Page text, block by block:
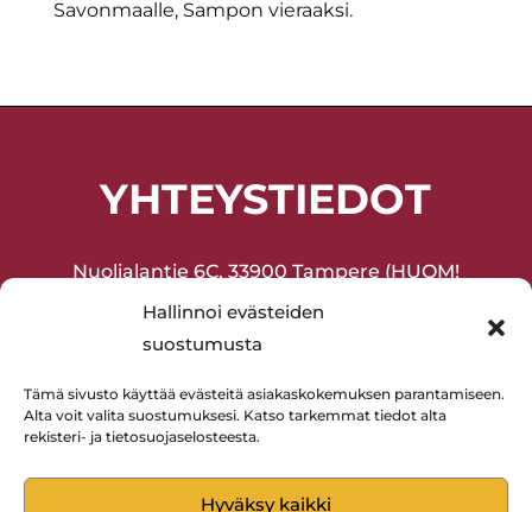
Hallinnoi evästeiden
suostumusta
Tämä sivusto käyttää evästeitä asiakaskokemuksen parantamiseen.
Alta voit valita suostumuksesi. Katso tarkemmat tiedot alta
rekisteri- ja tietosuojaselosteesta.
Hyväksy kaikki
Savonmaalle, Sampon vieraaksi.
YHTEYSTIEDOT
Nuolialantie 6C, 33900 Tampere (HUOM!
Sisäänkäynti sisäpihan puolelta!)
Joukkuevoimistelu ja harrasteliikunta
(lapset ja aikuiset) 045-2075377
Lentopallo 0400-594880